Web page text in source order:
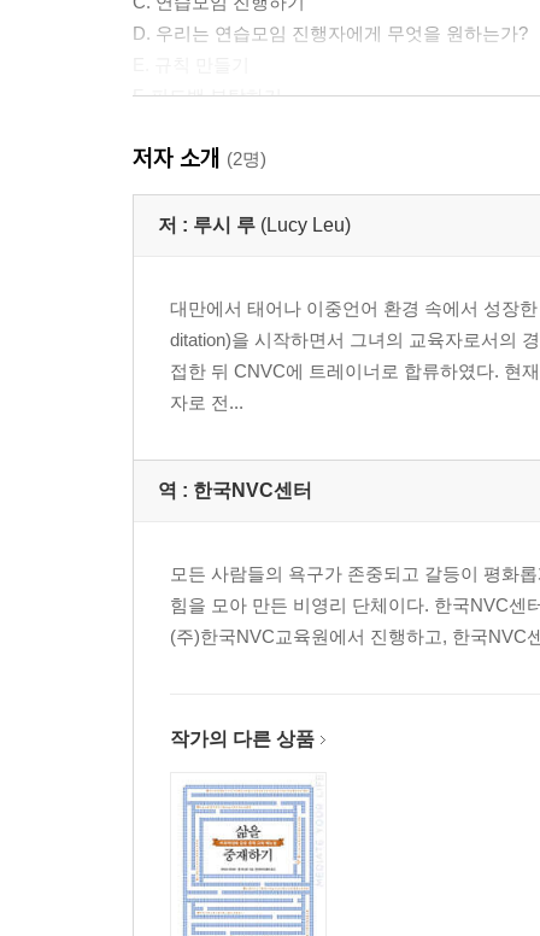
D. 우리는 연습모임 진행자에게 무엇을 원하는가?
F. 피드백 부탁하기
H. 갈등 수용하기: 기억해 둘 점
I. 구성원들 간의 상호 소통 방식
J. 공감세션을 위한 제언
제1장 마음으로 주기
제2장 연민을 방해하는 대화
제3장 있는 그대로 관찰하기
제4장 느낌을 알아차리고 표현하기
제7장 공감으로 듣기
제9장 우리 자신과 연민으로 연결하기
제10장 분노를 온전히 표현하기
제11장 갈등 해결과 중재
1. 추가 연습을 위한 제언
2. 느낌 목록
3. 보편적 욕구 목록
4. SSTOP! 파괴적인 분노 멈추기
저자 소개 (2명)
저 : 루시 루 (Lucy Leu)
대만에서 태어나 이중언어 환경 속에서 성장
ditation)을 시작하면서 그녀의 교육자로서의
접한 뒤 CNVC에 트레이너로 합류하였다. 현
자로 전...
역 : 한국NVC센터
모든 사람들의 욕구가 존중되고 갈등이 평화
힘을 모아 만든 비영리 단체이다. 한국NVC센
(주)한국NVC교육원에서 진행하고, 한국NVC
작가의 다른 상품